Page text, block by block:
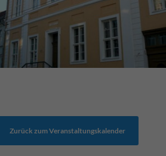
Zurück zum Veranstaltungskalender